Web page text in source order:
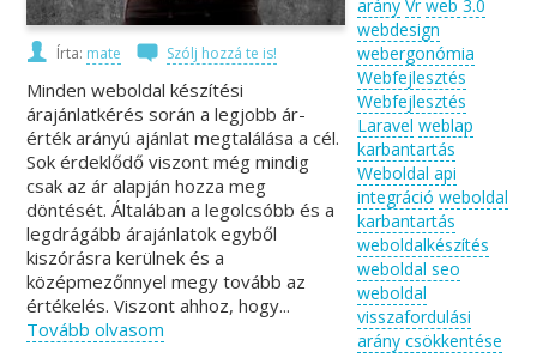
Írta: mate Szólj hozzá te is!
Minden weboldal készítési
árajánlatkérés során a legjobb ár-
érték arányú ajánlat megtalálása a cél.
Sok érdeklődő viszont még mindig
csak az ár alapján hozza meg
döntését. Általában a legolcsóbb és a
legdrágább árajánlatok egyből
kiszórásra kerülnek és a
középmezőnnyel megy tovább az
értékelés. Viszont ahhoz, hogy...
Tovább olvasom
arány Vr web 3.0
webdesign
webergonómia
Webfejlesztés
Webfejlesztés
Laravel weblap
karbantartás
Weboldal api
integráció weboldal
karbantartás
weboldalkészítés
weboldal seo
weboldal
visszafordulási
arány csökkentése